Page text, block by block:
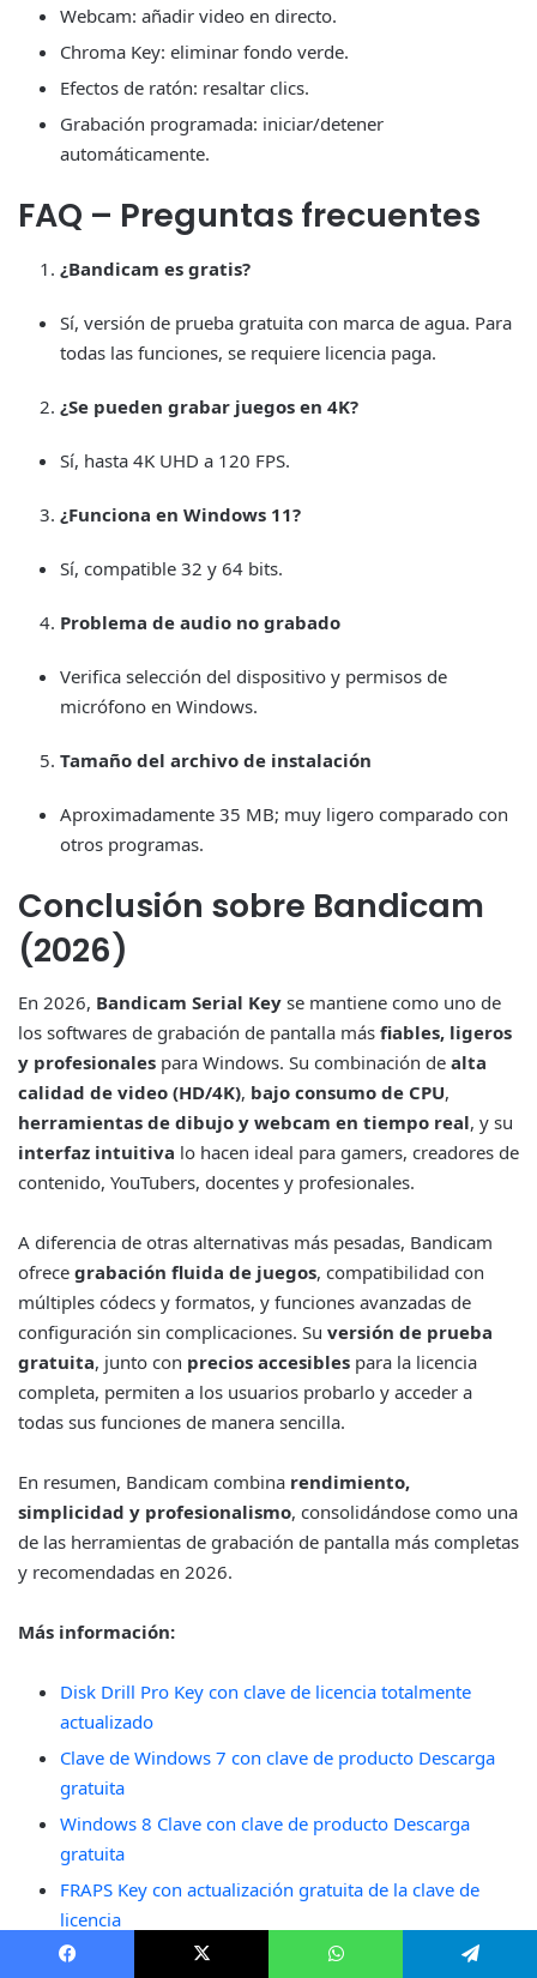
Webcam: añadir video en directo.
Chroma Key: eliminar fondo verde.
Efectos de ratón: resaltar clics.
Grabación programada: iniciar/detener
automáticamente.
FAQ – Preguntas frecuentes
¿Bandicam es gratis?
Sí, versión de prueba gratuita con marca de agua. Para
todas las funciones, se requiere licencia paga.
¿Se pueden grabar juegos en 4K?
Sí, hasta 4K UHD a 120 FPS.
¿Funciona en Windows 11?
Sí, compatible 32 y 64 bits.
Problema de audio no grabado
Verifica selección del dispositivo y permisos de
micrófono en Windows.
Tamaño del archivo de instalación
Aproximadamente 35 MB; muy ligero comparado con
otros programas.
Conclusión sobre Bandicam
(2026)
En 2026, Bandicam Serial Key se mantiene como uno de
los softwares de grabación de pantalla más fiables, ligeros
y profesionales para Windows. Su combinación de alta
calidad de video (HD/4K), bajo consumo de CPU,
herramientas de dibujo y webcam en tiempo real, y su
interfaz intuitiva lo hacen ideal para gamers, creadores de
contenido, YouTubers, docentes y profesionales.
A diferencia de otras alternativas más pesadas, Bandicam
ofrece grabación fluida de juegos, compatibilidad con
múltiples códecs y formatos, y funciones avanzadas de
configuración sin complicaciones. Su versión de prueba
gratuita, junto con precios accesibles para la licencia
completa, permiten a los usuarios probarlo y acceder a
todas sus funciones de manera sencilla.
En resumen, Bandicam combina rendimiento,
simplicidad y profesionalismo, consolidándose como una
de las herramientas de grabación de pantalla más completas
y recomendadas en 2026.
Más información:
Disk Drill Pro Key con clave de licencia totalmente
actualizado
Clave de Windows 7 con clave de producto Descarga
gratuita
Windows 8 Clave con clave de producto Descarga
gratuita
FRAPS Key con actualización gratuita de la clave de
licencia
Antares AutoTune Pro con clave de licencia Descarga